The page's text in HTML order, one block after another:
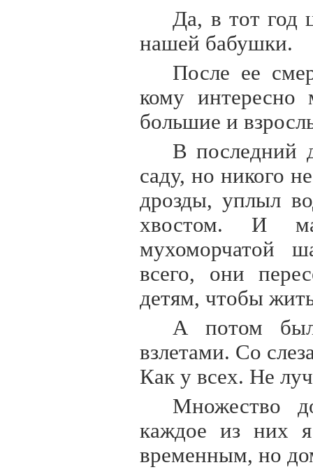
Да, в тот год
нашей бабушки.
После ее
кому
большие и
В последний
саду, но никого
дрозды, уплыл
хвостом. И
мухоморчатой
всего, они
детям, чтобы
А потом
взлетами. Со
Как у всех. Не
Множество
каждое из них
временным, но